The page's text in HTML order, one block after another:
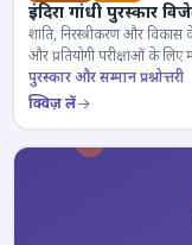
इंदिरा गांधी पुरस्कार
शांति, निरस्त्रीकरण और
और प्रतियोगी परीक्षाओं के लिए
पुरस्कार और सम्मान प्रश्नोत्तरी
क्विज़ लें